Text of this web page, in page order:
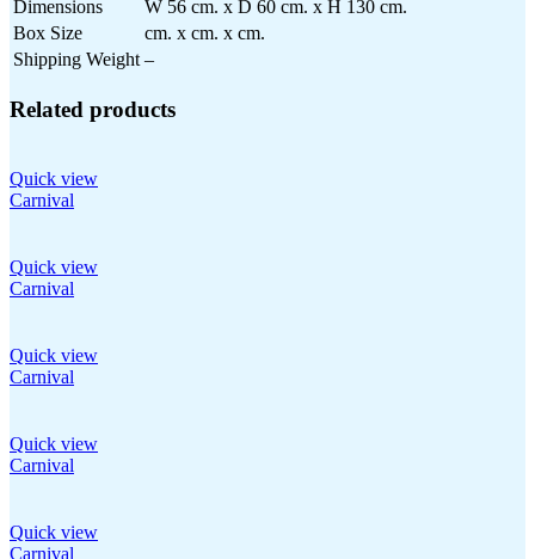
Dimensions
W 56 cm. x D 60 cm. x H 130 cm.
Box Size
cm. x cm. x cm.
Shipping Weight –
Related products
Quick view
Carnival
Quick view
Carnival
Quick view
Carnival
Quick view
Carnival
Quick view
Carnival